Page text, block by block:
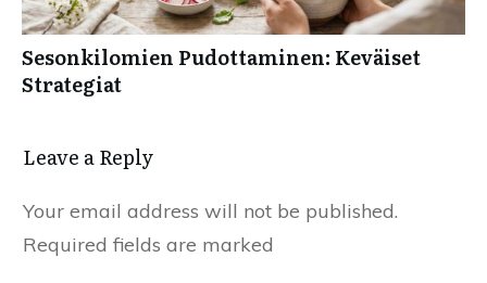
Sesonkilomien Pudottaminen: Keväiset
Strategiat
Leave a Reply
Your email address will not be published.
Required fields are marked